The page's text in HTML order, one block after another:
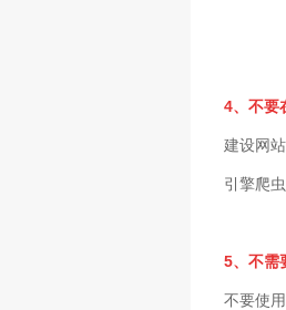
4、不要
建设网
引擎爬
5、不需
不要使